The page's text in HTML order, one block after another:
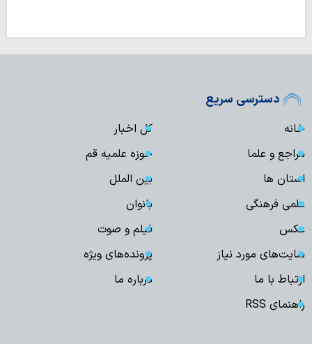
دسترسی سریع
خانه
کل اخبار
مراجع و علما
حوزه علمیه قم
استان ها
بین الملل
علمی فرهنگی
بانوان
عکس
فیلم و صوت
سایت‌های مورد نیاز
پرونده‌های ویژه
ارتباط با ما
درباره ما
راهنمای RSS